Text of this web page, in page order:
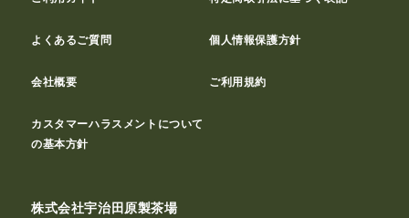
よくあるご質問 個人情報保護方針
会社概要 ご利用規約
カスタマーハラスメントについて
の基本方針
株式会社宇治田原製茶場